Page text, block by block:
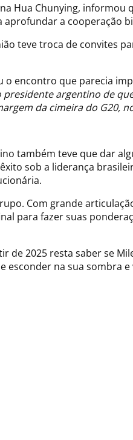
Hua Chunying,
a cooperação
teve troca de convites
encontro que parecia
argentino de
da cimeira do G20,
também teve que dar
sob a liderança
Com grande
para fazer suas
2025 resta saber se
esconder na sua sombra